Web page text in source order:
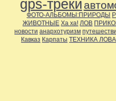
gps-треки
ФОТО-АЛЬБОМЫ:ПРИРОДЫ
ЖИВОТНЫЕ Ха ха! ЛОВ
новости анархотуризм
Кавказ Карпаты ТЕХНИКА ЛОВА